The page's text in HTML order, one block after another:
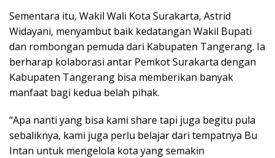
Sementara itu, ‎Wakil Wali Kota Surakarta, Astrid
Widayani, menyambut baik kedatangan Wakil Bupati
dan rombongan pemuda dari Kabupaten Tangerang. Ia
berharap kolaborasi antar Pemkot Surakarta dengan
Kabupaten Tangerang bisa memberikan banyak
manfaat bagi kedua belah pihak.
“Apa nanti yang bisa kami share tapi juga begitu pula
sebaliknya, kami juga perlu belajar dari tempatnya Bu
Intan untuk mengelola kota yang semakin